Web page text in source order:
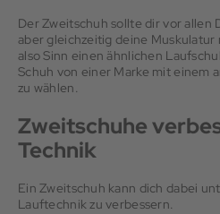
Der Zweitschuh sollte dir vor allen
aber gleichzeitig deine
also Sinn einen ähnlichen
Schuh von einer Marke mit einem
zu wählen.
Zweitschuhe
Technik
Ein Zweitschuh kann dich dabei
Lauftechnik zu verbessern.